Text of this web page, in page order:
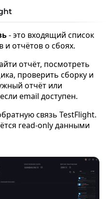
- это входящий список
и отчётов о сбоях.
отчёт, посмотреть
проверить сборку и
отчёт или
email доступен.
связь TestFlight.
read-only данными